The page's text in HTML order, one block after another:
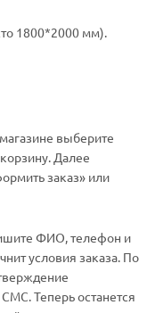
1800*2000 мм).
выберите
Далее
заказ» или
ФИО, телефон и
условия заказа. По
Теперь останется